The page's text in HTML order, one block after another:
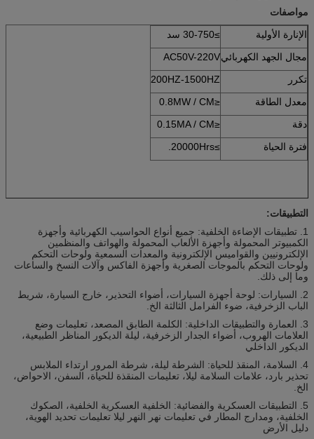
مواصفات
الإنارة الأولية
≥30-750 سد
مجال الجهد الكهربائيAC50V-220V
تكرر
200HZ-1500HZ
معدل الطاقة
≤0.8MW / CM
دقة
≤0.15MA / CM
فترة الحياة
≥20000Hrs.
التطبيقات:
1. تطبيقات الإضاءة الخلفية: جميع أنواع الحواسيب الكهربائية وأجهزة
الكمبيوتر المحمولة وأجهزة الألعاب المحمولة والهواتف والمنظمين
الإلكترونيين والقواميس الإلكترونية والمعدات السمعية ولوحات التحكم
ولوحات التحكم بالموجات الصغرية وأجهزة الفاكس وآلات النسخ والساعات
وما إلى ذلك.
2. السيارات: لوحة أجهزة السيارات، أضواء التحذير، خارج السيارة، شريط
الباب الزخرفية، ضوء الفرامل الثالثة الخ.
3. العمارة والتطبيقات الداخلية: الكلمة الطابق المصعد، تعليمات وضع
العلامات الهروب، أضواء الجدار الزخرفية، ليلة الديكور المناظر الطبيعية،
الديكور الداخلي
4. السلامة، المنقذ للحياة: الشرطة ليلة، شرطة المرور ارتداء الملابس
تحذير بارد، علامات السلامة ليلا، تعليمات المنقذة للحياة، السفن، الاحواض،
الخ.
5. التطبيقات العسكرية والفضائية: الخلفية العسكرية الخلفية، الصكوك
الخلفية، ومدارج المطار في تعليمات نهر النهر ليلا تعليمات تحديد الهوية،
دليل الأرض